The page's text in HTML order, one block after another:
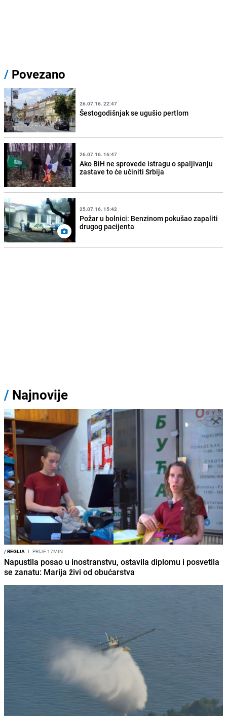
/ Povezano
26.07.16. 22:47
Šestogodišnjak se ugušio pertlom
26.07.16. 16:47
Ako BiH ne sprovede istragu o spaljivanju
zastave to će učiniti Srbija
25.07.16. 15:42
Požar u bolnici: Benzinom pokušao zapaliti
drugog pacijenta
/ Najnovije
/REGIJA I PRIJE 17MIN
Napustila posao u inostranstvu, ostavila diplomu i posvetila
se zanatu: Marija živi od obućarstva